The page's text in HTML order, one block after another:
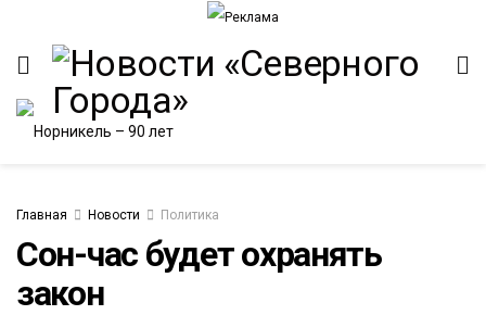
Главная Новости Политика
Сон-час будет охранять
закон